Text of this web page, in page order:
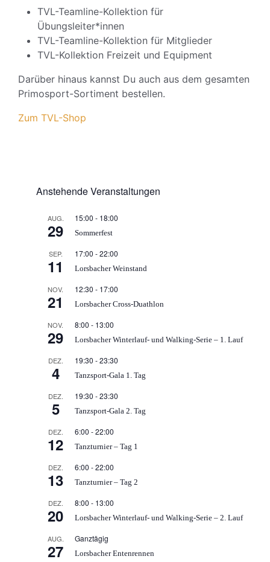
TVL-Teamline-Kollektion für
Übungsleiter*innen
TVL-Teamline-Kollektion für Mitglieder
TVL-Kollektion Freizeit und Equipment
Darüber hinaus kannst Du auch aus dem gesamten
Primosport-Sortiment bestellen.
Zum TVL-Shop
Anstehende Veranstaltungen
AUG.
29
15:00 - 18:00
Sommerfest
SEP.
11
17:00 -22:00
Lorsbacher Weinstand
NOV.
21
12:30 - 17:00
Lorsbacher Cross-Duathlon
NOV.
29
8:00 - 13:00
Lorsbacher Winterlauf- und Walking-Serie – 1. Lauf
DEZ.
4
19:30 -23:30
Tanzsport-Gala 1. Tag
DEZ.
5
19:30 -23:30
Tanzsport-Gala 2. Tag
DEZ.
12
6:00 -22:00
Tanzturnier – Tag 1
DEZ.
13
6:00 -22:00
Tanzturnier – Tag 2
DEZ.
20
8:00 - 13:00
Lorsbacher Winterlauf- und Walking-Serie – 2. Lauf
AUG.
27
Ganztägig
Lorsbacher Entenrennen